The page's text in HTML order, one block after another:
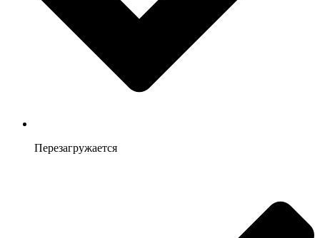
Перезагружается